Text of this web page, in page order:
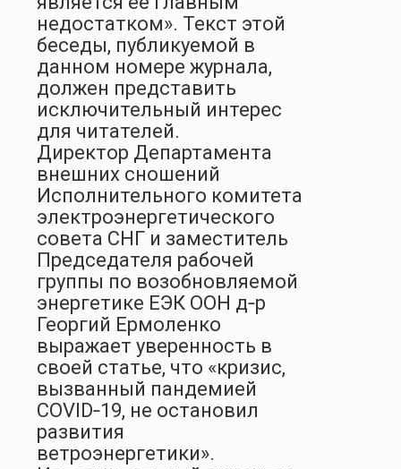
недостатком». Текст этой
беседы, публикуемой в
данном номере журнала,
должен представить
исключительный интерес
для читателей.
Директор Департамента
внешних сношений
Исполнительного комитета
электроэнергетического
совета СНГ и заместитель
Председателя рабочей
группы по возобновляемой
энергетике ЕЭК ООН д‑р
Георгий Ермоленко
выражает уверенность в
своей статье, что «кризис,
вызванный пандемией
COVID‑19, не остановил
развития
ветроэнергетики».